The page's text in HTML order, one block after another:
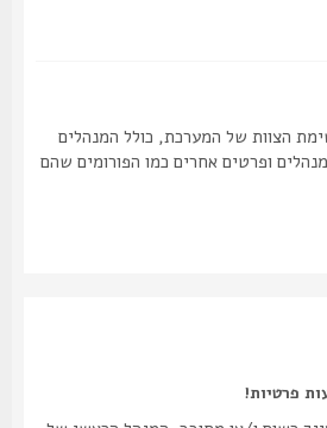
של המערכת, כולל המנהלים
ופרטים אחרים כמו הפורומים שהם